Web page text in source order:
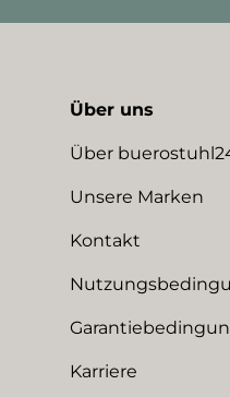
Über uns
Über
Unsere Marken
Kontakt
Karriere